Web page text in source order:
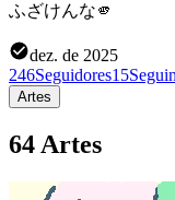
ふざけんな🫵
dez. de 2025
246Seguidores15
Artes
64 Artes